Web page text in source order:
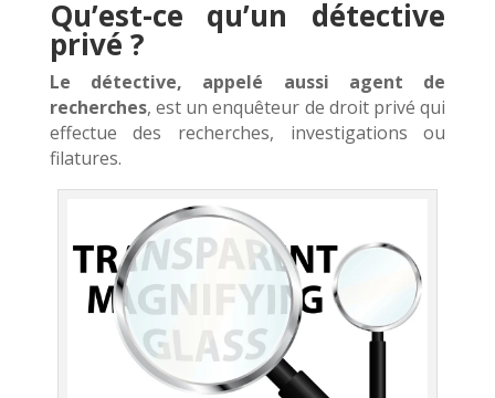
Qu’est-ce qu’un détective
privé ?
Le détective, appelé aussi agent de
recherches, est un enquêteur de droit privé qui
effectue des recherches, investigations ou
filatures.